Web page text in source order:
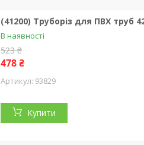
(41200) Труборіз для ПВХ
В наявності
523 ₴
478 ₴
93829
Купити